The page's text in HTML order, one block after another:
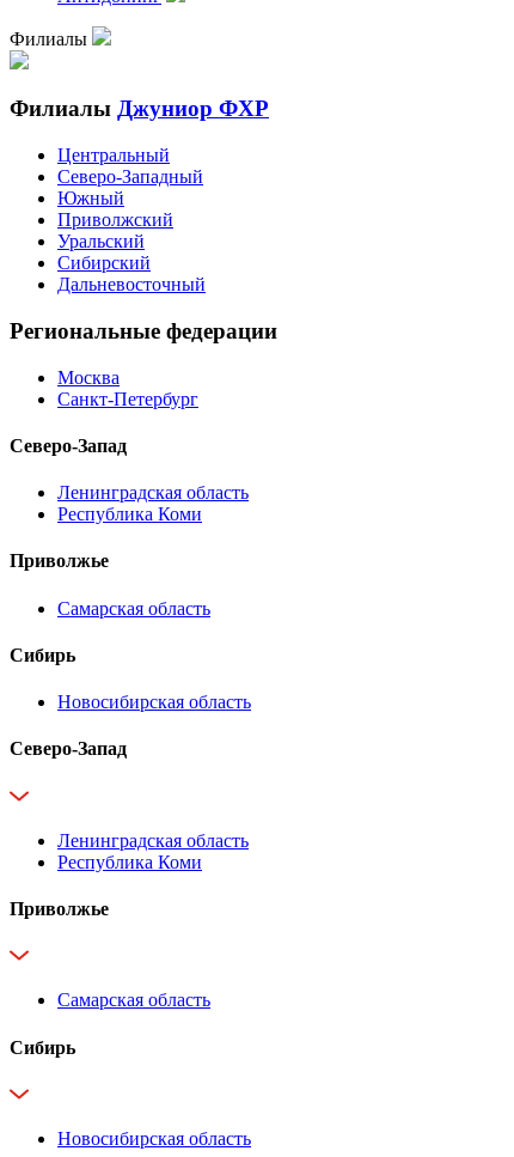
Филиалы
Филиалы Джуниор ФХР
Центральный
Северо-Западный
Южный
Приволжский
Уральский
Сибирский
Дальневосточный
Региональные федерации
Москва
Санкт-Петербург
Северо-Запад
Ленинградская область
Республика Коми
Приволжье
Самарская область
Сибирь
Новосибирская область
Северо-Запад
Ленинградская область
Республика Коми
Приволжье
Самарская область
Сибирь
Новосибирская область